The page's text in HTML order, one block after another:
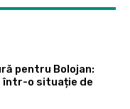
pentru Bolojan:
într-o situație de